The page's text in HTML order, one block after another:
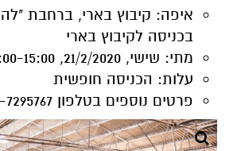
פרטים נוספים בטלפון 077-7295767